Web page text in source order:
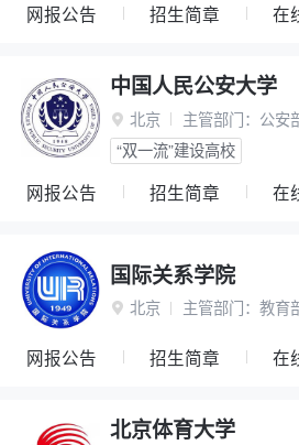
网报公告 招生简章 在
中国人民公安大学
 北京 主管部门： 公安
“双一流”建设高校
网报公告 招生简章 在
国际关系学院
 北京 主管部门： 教育
网报公告 招生简章 在
北京体育大学